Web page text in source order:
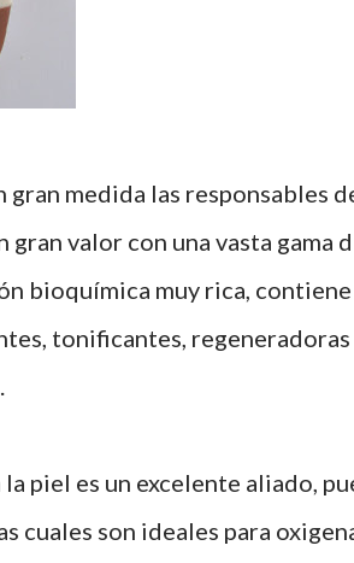
gran medida las responsables
valor con una vasta gama
bioquímica muy rica, contiene
tonificantes, regeneradoras
piel es un excelente aliado,
cuales son ideales para